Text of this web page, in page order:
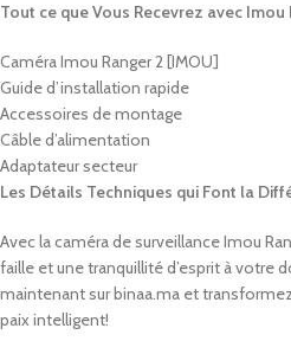
Tout ce que Vous Recevrez avec Imou
Caméra Imou Ranger 2 [IMOU]
Guide d’installation rapide
Accessoires de montage
Câble d’alimentation
Adaptateur secteur
Les Détails Techniques qui Font la
Avec la caméra de surveillance Imou
faille et une tranquillité d’esprit à votre
maintenant sur binaa.ma et
paix intelligent!